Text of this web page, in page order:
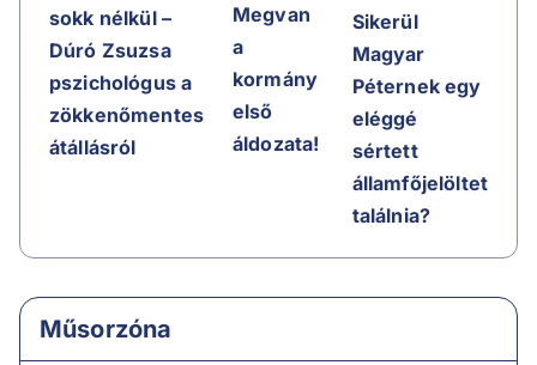
sokk nélkül –
Dúró Zsuzsa
pszichológus a
zökkenőmentes
átállásról
Megvan
a
kormány
első
áldozata!
Sikerül
Magyar
Péternek egy
eléggé
sértett
államfőjelöltet
találnia?
Műsorzóna